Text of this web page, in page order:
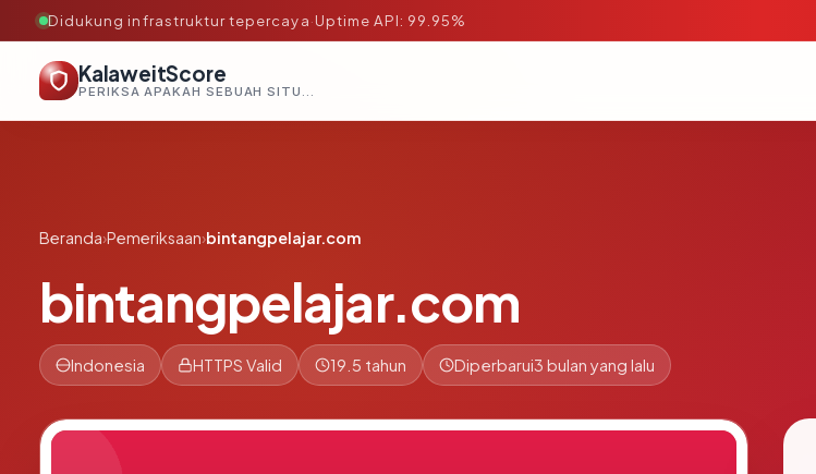
Didukung infrastruktur tepercaya·Uptime API: 99.95%
KalaweitScore
PERIKSA APAKAH SEBUAH SITUS AMAN, TEPERCAYA, DAN TERVERIFIKASI DALAM HITUNGAN DETIK.
Beranda›Pemeriksaan›bintangpelajar.com
bintangpelajar.com
Indonesia HTTPS Valid 19.5 tahun Diperbarui3 bulan yang lalu